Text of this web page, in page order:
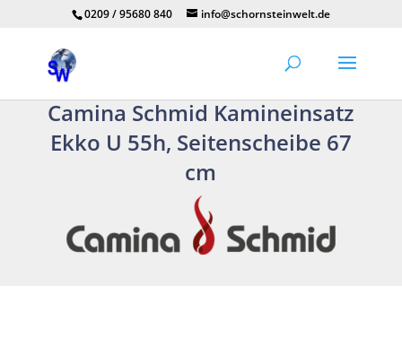
0209 / 95680 840 info@schornsteinwelt.de
Camina Schmid Kamineinsatz
Ekko U 55h, Seitenscheibe 67
cm